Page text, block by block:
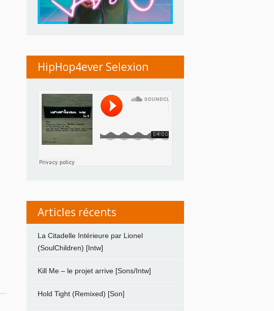
HipHop4ever Selexion
Articles récents
La Citadelle Intérieure par Lionel
(SoulChildren) [Intw]
Kill Me – le projet arrive [Sons/Intw]
Hold Tight (Remixed) [Son]